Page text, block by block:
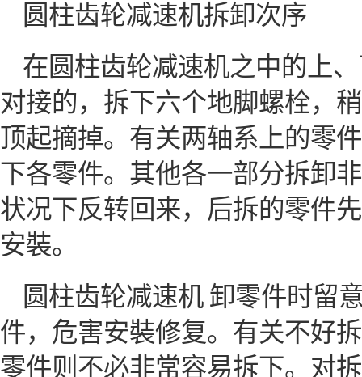
圆柱齿轮减速机拆卸次序
在圆柱齿轮减速机之中的上
对接的，拆下六个地脚螺栓，
顶起摘掉。有关两轴系上的零
下各零件。其他各一部分拆卸
状况下反转回来，后拆的零件
安裝。
圆柱齿轮减速机 卸零件时留
件，危害安裝修复。有关不好
零件则不必非常容易拆下。对